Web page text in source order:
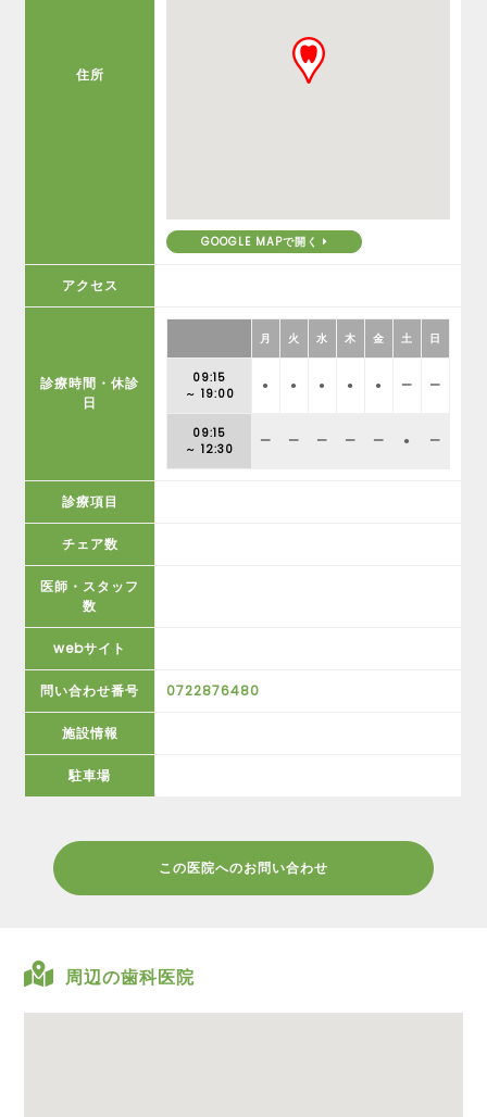
住所
GOOGLE MAPで開く
アクセス
診療時間・休診
日
月 火 水 木 金 土 日
09:15
～ 19:00
● ● ● ● ● ー ー
09:15
～ 12:30
ー ー ー ー ー ● ー
診療項目
チェア数
医師・スタッフ
数
webサイト
問い合わせ番号 0722876480
施設情報
駐車場
この医院へのお問い合わせ
周辺の歯科医院